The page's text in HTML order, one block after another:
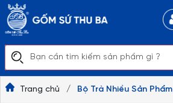
Trang chủ / Bộ Trà Nhiều Sản Phẩm